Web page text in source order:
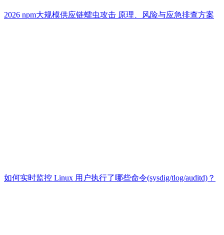
2026 npm大规模供应链蠕虫攻击 原理、风险与应急排查方案
如何实时监控 Linux 用户执行了哪些命令(sysdig/tlog/auditd)？